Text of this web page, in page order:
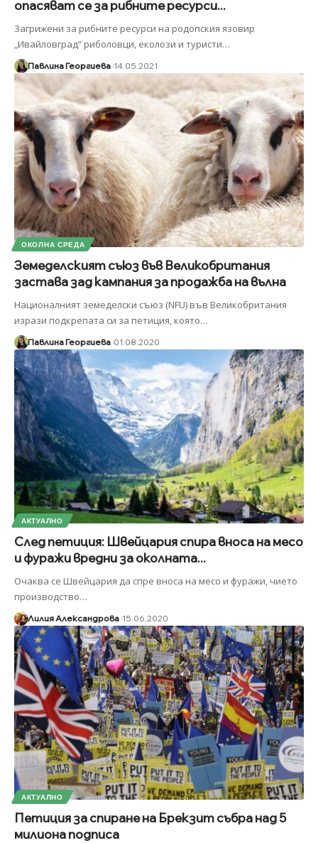
опасяват се за рибните ресурси...
Загрижени за рибните ресурси на родоп­ския язовир
„Ивайловград“ риболовци, еко­лози и туристи…
Павлина Георгиева 14.05.2021
ОКОЛНА СРЕДА
Земеделският съюз във Великобритания
застава зад кампания за продажба на вълна
Националният земеделски съюз (NFU) във Великобритания
изрази подкрепата си за петиция, която…
Павлина Георгиева 01.08.2020
АКТУАЛНО
След петиция: Швейцария спира вноса на месо
и фуражи вредни за околната...
Очаква се Швейцария да спре вноса на месо и фуражи, чието
производство…
Лилия Александрова 15.06.2020
АКТУАЛНО
Петиция за спиране на Брекзит събра над 5
милиона подписа